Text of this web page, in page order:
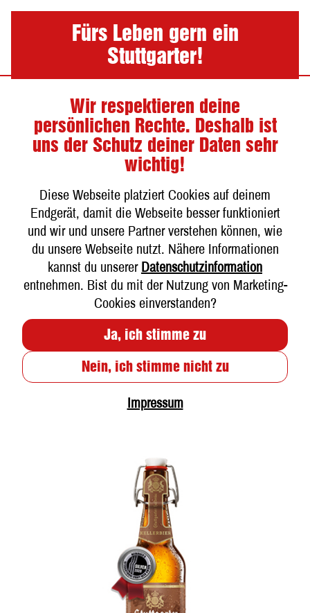
Fürs Leben gern ein
Stuttgarter!
Wir respektieren deine
persönlichen Rechte. Deshalb ist
uns der Schutz deiner Daten sehr
wichtig!
Diese Webseite platziert Cookies auf deinem
Endgerät, damit die Webseite besser funktioniert
und wir und unsere Partner verstehen können, wie
du unsere Webseite nutzt. Nähere Informationen
kannst du unsererDatenschutzinformation
entnehmen. Bist du mit der Nutzung von Marketing-
Cookies einverstanden?
Ja, ich stimme zu
Nein, ich stimme nicht zu
Impressum
Unsere Bügelbiere